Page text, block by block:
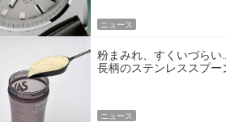
ニュース
粉まみれ、すくいづら
長柄のステンレススプー
ニュース